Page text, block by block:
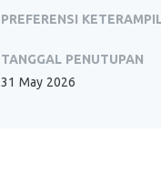
PREFERENSI
TANGGAL PENUTUPAN
31 May 2026